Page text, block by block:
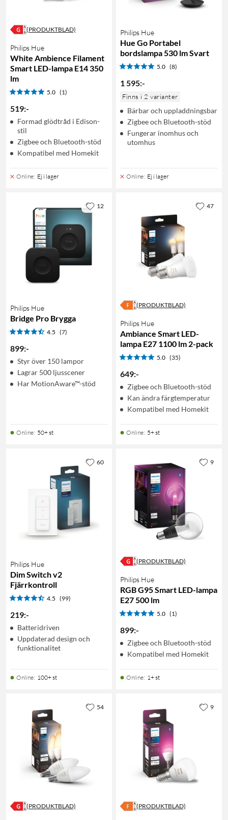
(PRODUKTBLAD)
Philips Hue
White Ambience Filament
Smart LED-lampa E14 350
lm
5.0 (1)
519:-
Formad glödtråd i Edison-
stil
Zigbee och Bluetooth-stöd
Kompatibel med Homekit
Online: Ej i lager
Philips Hue
Hue Go Portabel
bordslampa 530 lm Svart
5.0 (8)
1 595:-
Finns i 2 varianter
Bärbar och uppladdningsbar
Zigbee och Bluetooth-stöd
Fungerar inomhus och
utomhus
Online: Ej i lager
Philips Hue
Bridge Pro Brygga
4.5 (7)
899:-
Styr över 150 lampor
Lagrar 500 ljusscener
Har MotionAware™-stöd
Online: 50+ st
12
(PRODUKTBLAD)
Philips Hue
Ambiance Smart LED-
lampa E27 1100 lm 2-pack
5.0 (35)
649:-
Zigbee och Bluetooth-stöd
Kan ändra färgtemperatur
Kompatibel med Homekit
Online: 5+ st
47
Philips Hue
Dim Switch v2
Fjärrkontroll
4.5 (99)
219:-
Batteridriven
Uppdaterad design och
funktionalitet
Online: 100+ st
60
(PRODUKTBLAD)
Philips Hue
RGB G95 Smart LED-lampa
E27 500 lm
5.0 (1)
899:-
Zigbee och Bluetooth-stöd
Kompatibel med Homekit
Online: 1+ st
9
(PRODUKTBLAD)
54
(PRODUKTBLAD)
9